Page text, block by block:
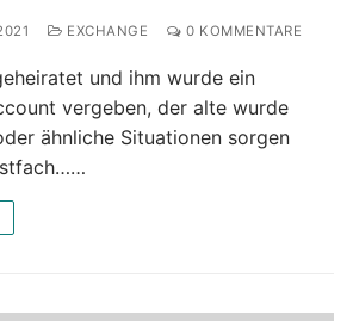
EXCHANGE 0 KOMMENTARE
und ihm wurde ein
vergeben, der alte wurde
ähnliche Situationen sorgen